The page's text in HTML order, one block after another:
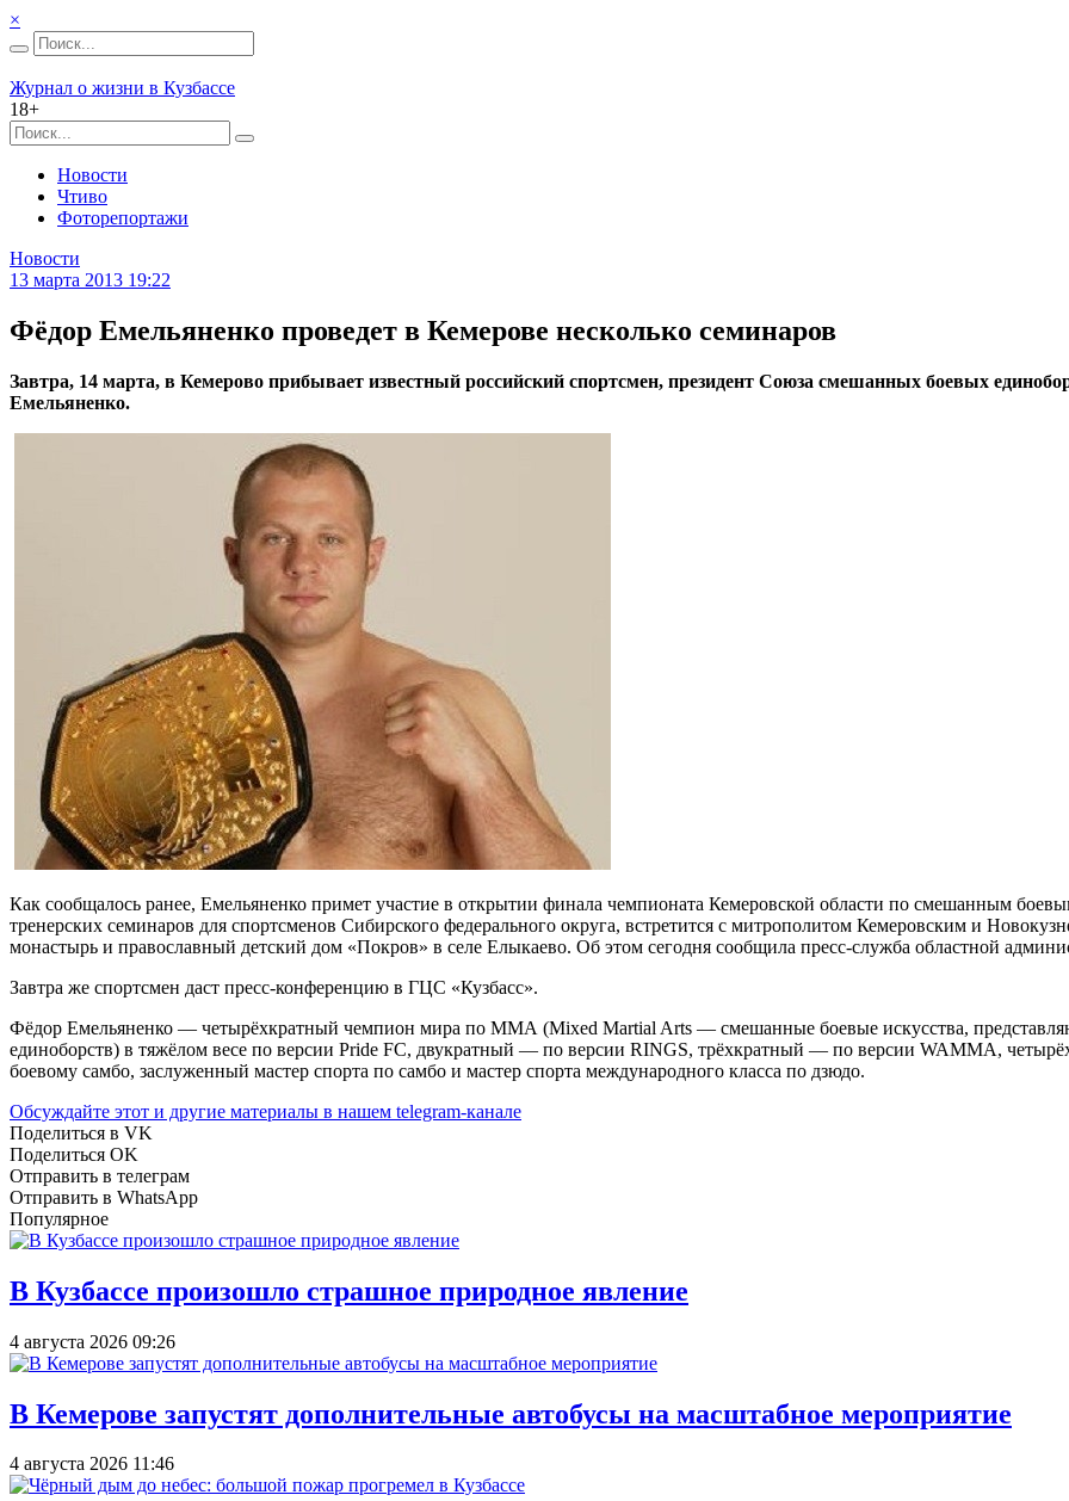
×
Журнал о жизни в Кузбассе
18+
Новости
Чтиво
Фоторепортажи
Новости
13 марта 2013 19:22
Фёдор Емельяненко проведет в Кемерове несколько семинаров
Завтра, 14 марта, в Кемерово прибывает известный российский спортсмен, президент Союза смешанных боевых
Емельяненко.
Как сообщалось ранее, Емельяненко примет участие в открытии финала чемпионата Кемеровской области по смешанным
тренерских семинаров для спортсменов Сибирского федерального округа, встретится с митрополитом Кемеровским и
монастырь и православный детский дом «Покров» в селе Елыкаево. Об этом сегодня сообщила пресс-служба областной
Завтра же спортсмен даст пресс-конференцию в ГЦС «Кузбасс».
Фёдор Емельяненко — четырёхкратный чемпион мира по ММА (Mixed Martial Arts — смешанные боевые искусства,
единоборств) в тяжёлом весе по версии Pride FC, двукратный — по версии RINGS, трёхкратный — по версии WAMMA,
боевому самбо, заслуженный мастер спорта по самбо и мастер спорта международного класса по дзюдо.
Обсуждайте этот и другие материалы в нашем telegram-канале
Поделиться в VK
Поделиться OK
Отправить в телеграм
Отправить в WhatsApp
Популярное
В Кузбассе произошло страшное природное явление
4 августа 2026 09:26
В Кемерове запустят дополнительные автобусы на масштабное мероприятие
4 августа 2026 11:46